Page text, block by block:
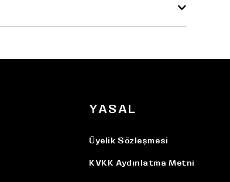
YASAL
Üyelik Sözleşmesi
KVKK Aydınlatma Metni